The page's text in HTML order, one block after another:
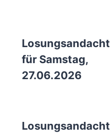
Losungsandacht
für Samstag,
27.06.2026
Losungsandacht